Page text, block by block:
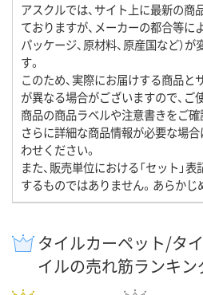
アスクルでは、サイト上に最新の商
ておりますが、メーカーの都合等によ
パッケージ、原材料、原産国など）
す。
このため、実際にお届けする商品
が異なる場合がございますので、ご
商品の商品ラベルや注意書きをご確
さらに詳細な商品情報が必要な場
わせください。
また、販売単位における「セット」
するものではありません。あらかじ
タイルカーペット/タ
イルの売れ筋ランキン